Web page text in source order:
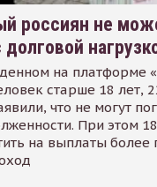
россиян не
на платформе
старше 18 лет,
что не могут
При этом
на выплаты более